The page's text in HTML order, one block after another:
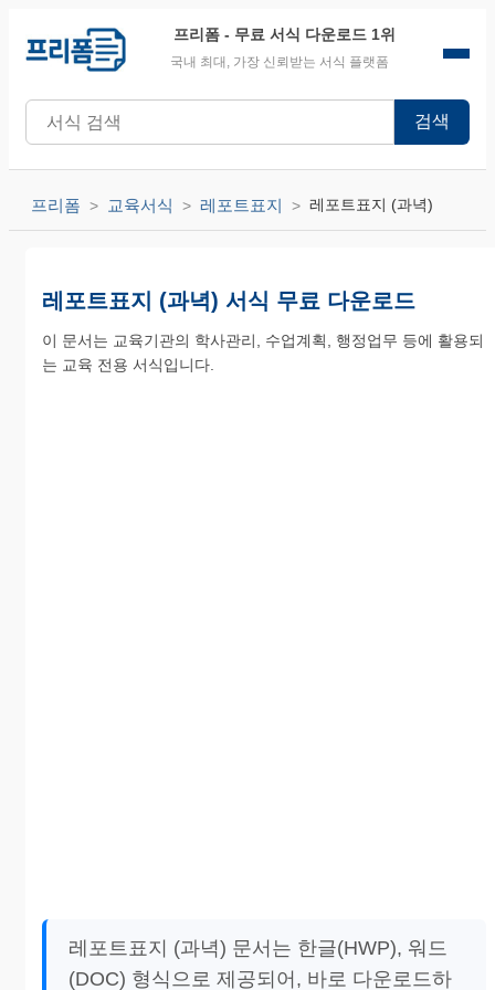
프리폼 - 무료 서식 다운로드 1위
국내 최대, 가장 신뢰받는 서식 플랫폼
검색
프리폼 교육서식 레포트표지 레포트표지 (과녁)
레포트표지 (과녁) 서식 무료 다운로드
이 문서는 교육기관의 학사관리, 수업계획, 행정업무 등에 활용되
는 교육 전용 서식입니다.
레포트표지 (과녁) 문서는 한글(HWP), 워드
(DOC) 형식으로 제공되어, 바로 다운로드하